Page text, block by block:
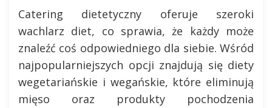
Catering dietetyczny oferuje szeroki
wachlarz diet, co sprawia, że każdy może
znaleźć coś odpowiedniego dla siebie. Wśród
najpopularniejszych opcji znajdują się diety
wegetariańskie i wegańskie, które eliminują
mięso oraz produkty pochodzenia